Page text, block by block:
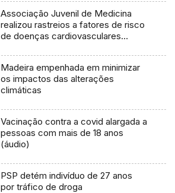
Associação Juvenil de Medicina
realizou rastreios a fatores de risco
de doenças cardiovasculares
Madeira empenhada em minimizar
os impactos das alterações
climáticas
Vacinação contra a covid alargada a
pessoas com mais de 18 anos
(áudio)
PSP detém indivíduo de 27 anos
por tráfico de droga